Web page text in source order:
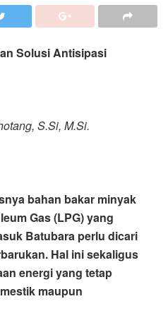
Solusi Antisipasi
S.Si, M.Si.
bahan bakar minyak
Gas (LPG) yang
Batubara perlu dicari
Hal ini sekaligus
energi yang tetap
maupun